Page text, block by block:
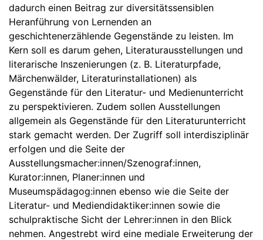
dadurch einen Beitrag zur diversitätssensiblen
Heranführung von Lernenden an
geschichtenerzählende Gegenstände zu leisten. Im
Kern soll es darum gehen, Literaturausstellungen und
literarische Inszenierungen (z. B. Literaturpfade,
Märchenwälder, Literaturinstallationen) als
Gegenstände für den Literatur- und Medienunterricht
zu perspektivieren. Zudem sollen Ausstellungen
allgemein als Gegenstände für den Literaturunterricht
stark gemacht werden. Der Zugriff soll interdisziplinär
erfolgen und die Seite der
Ausstellungsmacher:innen/Szenograf:innen,
Kurator:innen, Planer:innen und
Museumspädagog:innen ebenso wie die Seite der
Literatur- und Mediendidaktiker:innen sowie die
schulpraktische Sicht der Lehrer:innen in den Blick
nehmen. Angestrebt wird eine mediale Erweiterung der